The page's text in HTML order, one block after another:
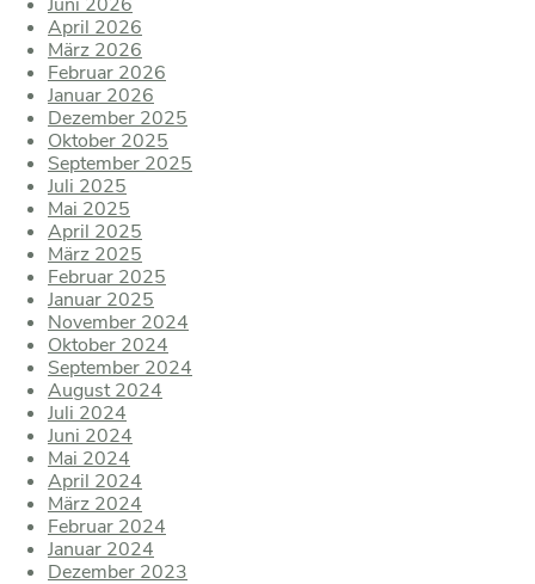
April 2026
März 2026
Februar 2026
Januar 2026
Dezember 2025
Oktober 2025
September 2025
Juli 2025
Mai 2025
April 2025
März 2025
Februar 2025
Januar 2025
November 2024
Oktober 2024
September 2024
August 2024
Juli 2024
Juni 2024
Mai 2024
April 2024
März 2024
Februar 2024
Januar 2024
Dezember 2023